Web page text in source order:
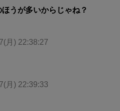
うが多いからじゃね？
月) 22:38:27
月) 22:39:33